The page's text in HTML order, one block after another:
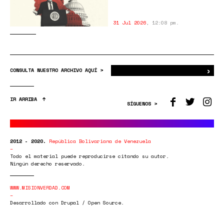
31 Jul 2026, 12:08 pm.
CONSULTA NUESTRO ARCHIVO AQUÍ > ›
IR ARRIBA
SÍGUENOS >
2012 - 2020. República Bolivariana de Venezuela
Todo el material puede reproducirse citando su autor.
Ningún derecho reservado.
WWW.MISIONVERDAD.COM
Desarrollado con Drupal / Open Source.